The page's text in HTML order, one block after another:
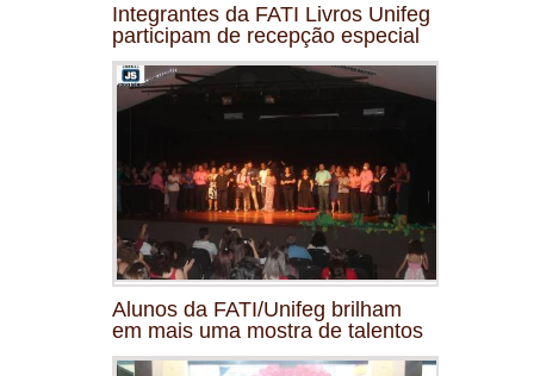
Integrantes da FATI Livros Unifeg
participam de recepção especial
Alunos da FATI/Unifeg brilham
em mais uma mostra de talentos